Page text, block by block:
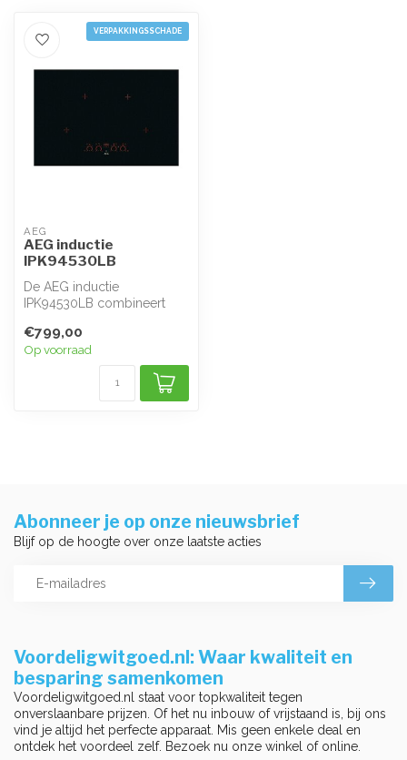
VERPAKKINGSSCHADE
AEG
AEG inductie
IPK94530LB
De AEG inductie
IPK94530LB combineert
functionaliteit voor uw ...
€799,00
Op voorraad
Voordeligwitgoed.nl: Waar kwaliteit en
besparing samenkomen
Voordeligwitgoed.nl staat voor topkwaliteit tegen
onverslaanbare prijzen. Of het nu inbouw of vrijstaand is, bij ons
vind je altijd het perfecte apparaat. Mis geen enkele deal en
ontdek het voordeel zelf. Bezoek nu onze winkel of online.
Abonneer je op onze nieuwsbrief
Blijf op de hoogte over onze laatste acties